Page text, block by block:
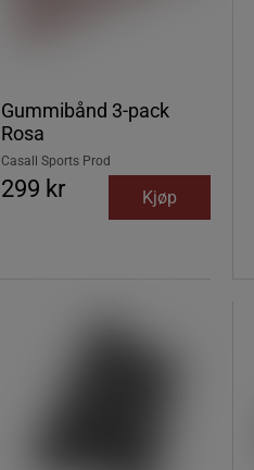
Gummibånd 3-pack
Rosa
Casall Sports Prod
299 kr Kjøp